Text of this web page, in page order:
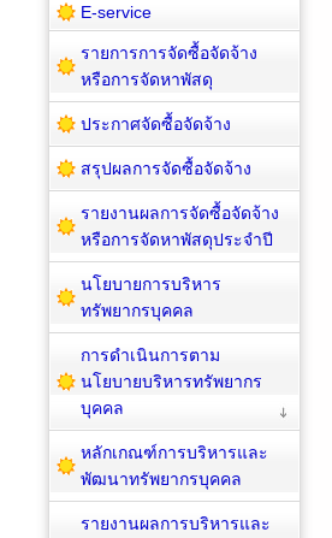
E-service
รายการการจัดซื้อจัดจ้าง
หรือการจัดหาพัสดุ
ประกาศจัดซื้อจัดจ้าง
สรุปผลการจัดซื้อจัดจ้าง
รายงานผลการจัดซื้อจัดจ้าง
หรือการจัดหาพัสดุประจำปี
นโยบายการบริหาร
ทรัพยากรบุคคล
การดำเนินการตาม
นโยบายบริหารทรัพยากร
บุคคล
หลักเกณฑ์การบริหารและ
พัฒนาทรัพยากรบุคคล
รายงานผลการบริหารและ